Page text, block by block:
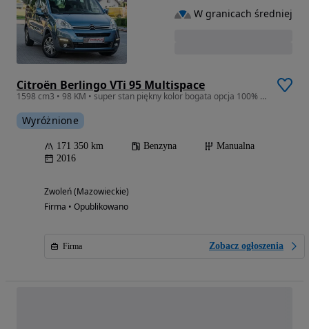
Citroën Berlingo VTi 95 Multispace
1598 cm3 • 98 KM • super stan piękny kolor bogata opcja 100% oryginał gwarancja
Wyróżnione
171 350 km Benzyna
Manualna
2016
Zwoleń (Mazowieckie)
Firma • Opublikowano
Firma Zobacz ogłoszenia
W granicach średniej